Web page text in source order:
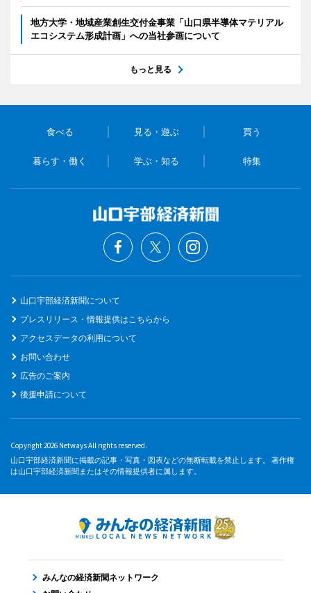
地方大学・地域産業創生交付金事業「山口県半導体マテリアル
エコシステム形成計画」への当社参画について
もっと見る
食べる 見る・遊ぶ 買う
暮らす・働く 学ぶ・知る 特集
山口宇部経済新聞について
プレスリリース・情報提供はこちらから
アクセスデータの利用について
お問い合わせ
広告のご案内
後援申請について
Copyright 2026 Netways All rights reserved.
山口宇部経済新聞に掲載の記事・写真・図表などの無断転載を禁止します。 著作権
は山口宇部経済新聞またはその情報提供者に属します。
みんなの経済新聞ネットワーク